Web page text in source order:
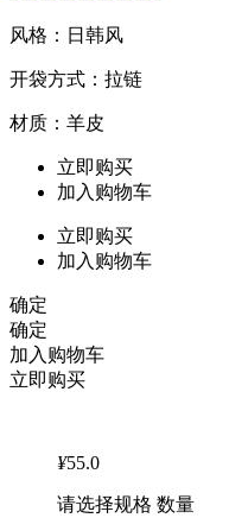
风格：日韩风
开袋方式：拉链
材质：羊皮
立即购买
加入购物车
立即购买
加入购物车
确定
确定
加入购物车
立即购买
¥55.0
请选择规格 数量